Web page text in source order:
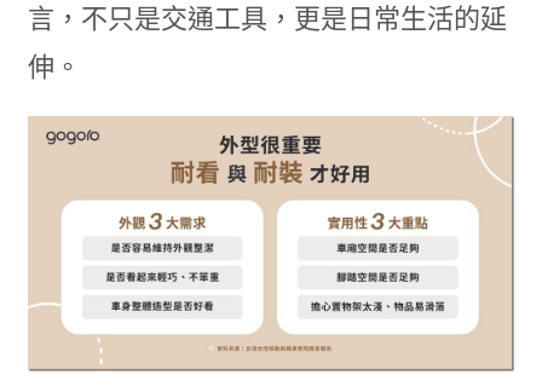
言，不只是交通工具，更是日常生活的延
伸。